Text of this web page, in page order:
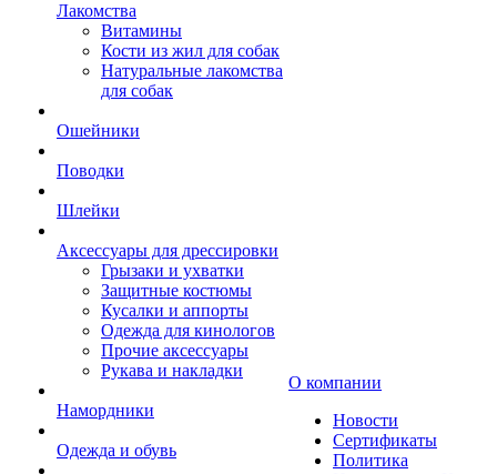
Лакомства
Витамины
Кости из жил для собак
Натуральные лакомства
для собак
Ошейники
Поводки
Шлейки
Аксессуары для дрессировки
Грызаки и ухватки
Защитные костюмы
Кусалки и аппорты
Одежда для кинологов
Прочие аксессуары
Рукава и накладки
Намордники
Одежда и обувь
О компании
Новости
Сертификаты
Политика